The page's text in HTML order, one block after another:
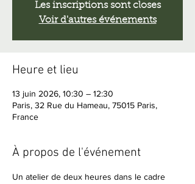
Les inscriptions sont closes
Voir d'autres événements
Heure et lieu
13 juin 2026, 10:30 – 12:30
Paris, 32 Rue du Hameau, 75015 Paris,
France
À propos de l'événement
Un atelier de deux heures dans le cadre